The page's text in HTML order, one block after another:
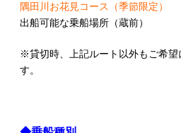
隅田川お花見コース（季節限定）
出船可能な乗船場所（蔵前）
※貸切時、上記ルート以外もご希望
す。